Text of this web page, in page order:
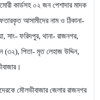
কার্ডসহ ০২ জন পেশাদার মাদক
আসামীদের নাম ও ঠিকানা-
সাং- ফরিদপুর, থানা- রাজনগর,
(৩২), পিতা- মৃত লেহাজ উদ্দিন,
মৌলভীবাজার জেলার রাজনগর